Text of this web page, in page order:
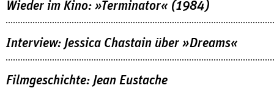
Wieder im Kino: »Terminator« (1984)
Interview: Jessica Chastain über »Dreams«
Filmgeschichte: Jean Eustache